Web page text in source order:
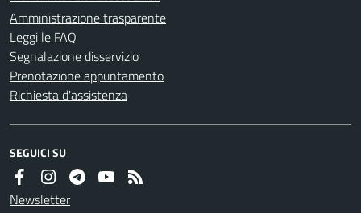
Amministrazione trasparente
Leggi le FAQ
Segnalazione disservizio
Prenotazione appuntamento
Richiesta d'assistenza
SEGUICI SU
Newsletter